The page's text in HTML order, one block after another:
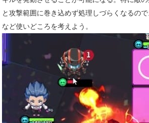
と攻撃範囲に巻き込めず処理しづらくなるの
など使いどころを考えよう。